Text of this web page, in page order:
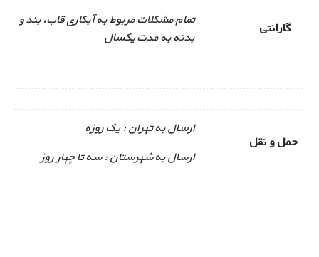
گارانتی
تمام مشکلات مربوط به آبکاری قاب، بند و
بدنه به مدت یکسال
حمل و نقل
ارسال به تهران : یک روزه
ارسال به شهرستان : سه تا چهار روز